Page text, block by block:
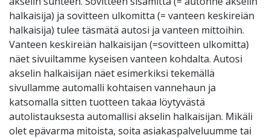
halkaisija) ja sovitteen ulkomitta (= vanteen keskireiän
halkaisija) tulee täsmätä autosi ja vanteen mittoihin.
Vanteen keskireiän halkaisijan (=sovitteen ulkomitta)
näet sivuiltamme kyseisen vanteen kohdalta. Autosi
akselin halkaisijan näet esimerkiksi tekemällä
sivullamme automalli kohtaisen vannehaun ja
katsomalla sitten tuotteen takaa löytyvästä
autolistauksesta automallisi akselin halkaisijan. Mikäli
olet epävarma mitoista, soita asiakaspalveluumme tai